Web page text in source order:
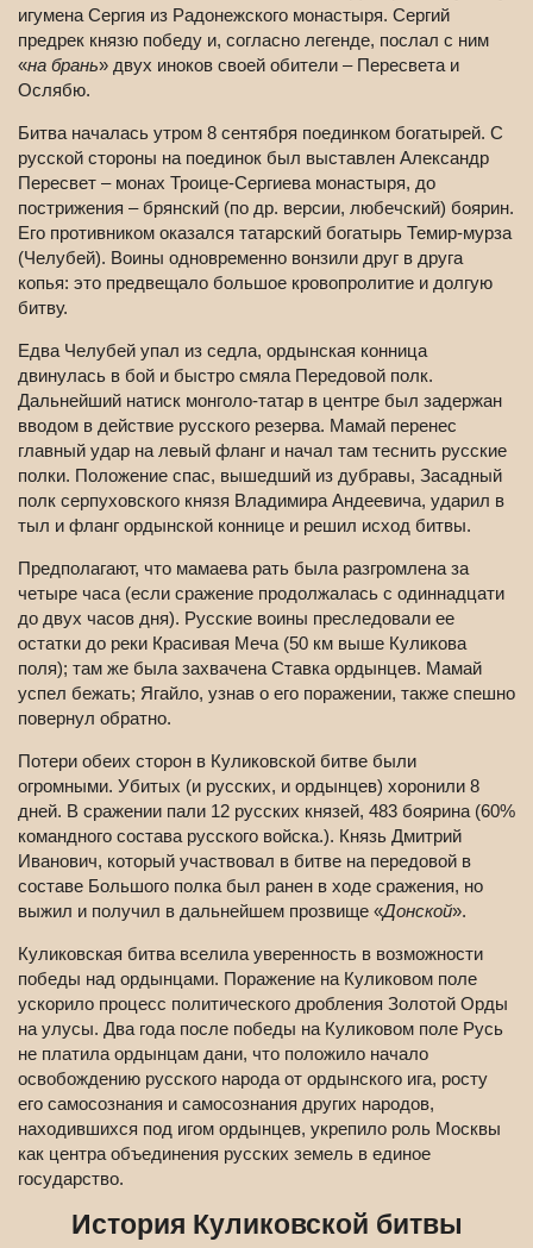
игумена Сергия из Радонежского монастыря. Сергий
предрек князю победу и, согласно легенде, послал с ним
«на брань» двух иноков своей обители – Пересвета и
Ослябю.
Битва началась утром 8 сентября поединком богатырей. С
русской стороны на поединок был выставлен Александр
Пересвет – монах Троице-Сергиева монастыря, до
пострижения – брянский (по др. версии, любечский) боярин.
Его противником оказался татарский богатырь Темир-мурза
(Челубей). Воины одновременно вонзили друг в друга
копья: это предвещало большое кровопролитие и долгую
битву.
Едва Челубей упал из седла, ордынская конница
двинулась в бой и быстро смяла Передовой полк.
Дальнейший натиск монголо-татар в центре был задержан
вводом в действие русского резерва. Мамай перенес
главный удар на левый фланг и начал там теснить русские
полки. Положение спас, вышедший из дубравы, Засадный
полк серпуховского князя Владимира Андеевича, ударил в
тыл и фланг ордынской коннице и решил исход битвы.
Предполагают, что мамаева рать была разгромлена за
четыре часа (если сражение продолжалась с одиннадцати
до двух часов дня). Русские воины преследовали ее
остатки до реки Красивая Меча (50 км выше Куликова
поля); там же была захвачена Ставка ордынцев. Мамай
успел бежать; Ягайло, узнав о его поражении, также спешно
повернул обратно.
Потери обеих сторон в Куликовской битве были
огромными. Убитых (и русских, и ордынцев) хоронили 8
дней. В сражении пали 12 русских князей, 483 боярина (60%
командного состава русского войска.). Князь Дмитрий
Иванович, который участвовал в битве на передовой в
составе Большого полка был ранен в ходе сражения, но
выжил и получил в дальнейшем прозвище «Донской».
Куликовская битва вселила уверенность в возможности
победы над ордынцами. Поражение на Куликовом поле
ускорило процесс политического дробления Золотой Орды
на улусы. Два года после победы на Куликовом поле Русь
не платила ордынцам дани, что положило начало
освобождению русского народа от ордынского ига, росту
его самосознания и самосознания других народов,
находившихся под игом ордынцев, укрепило роль Москвы
как центра объединения русских земель в единое
государство.
История Куликовской битвы